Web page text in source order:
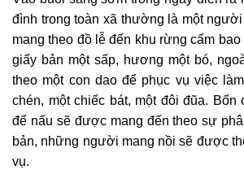
đình trong toàn xã thường là một
mang theo đồ lễ đến khu rừng cấm
giấy bản một sấp, hương một bó,
theo một con dao để phục vụ việc
chén, một chiếc bát, một đôi đũa. Bốn
để nấu sẽ được mang đến theo sự
bản, những người mang nồi sẽ được
vụ.